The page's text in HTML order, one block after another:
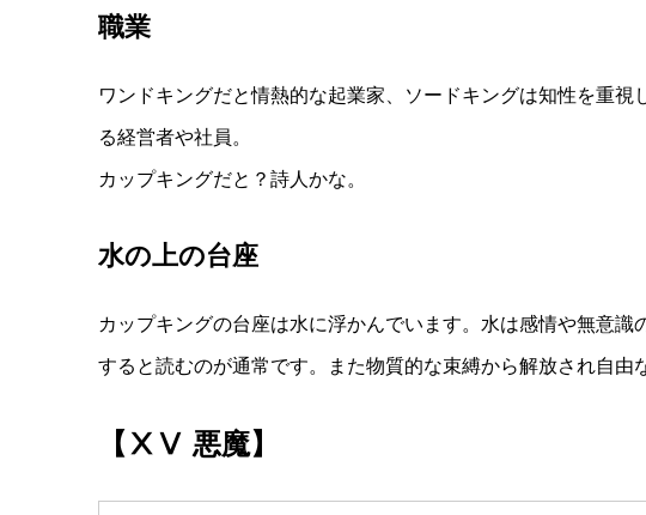
職業
ワンドキングだと情熱的な起業家、ソードキングは知性を重
る経営者や社員。
カップキングだと？詩人かな。
水の上の台座
カップキングの台座は水に浮かんでいます。水は感情や無意
すると読むのが通常です。また物質的な束縛から解放され自由
【ⅩⅤ 悪魔】